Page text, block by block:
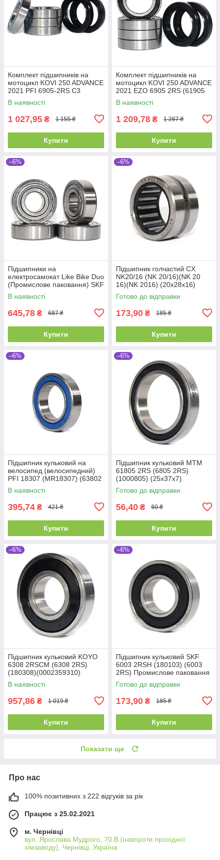
Комплект підшипників на
мотоцикл KOVI 250 ADVANCE
2021 PFI 6905-2RS C3
(1000905) (61905 2RS C3) (4
шт.) та
В наявності
1 027,95 ₴ 1 155 ₴
Купити
Комплект підшипників на
мотоцикл KOVI 250 ADVANCE
2021 EZO 6905 2RS (61905
2RS)(1000905) (4 шт.) та
сальники (2
В наявності
1 209,78 ₴ 1 287 ₴
Купити
–6%
Підшипники на
електросамокат Like Bike Duo
(Промислове паковання) SKF
6202 ZZ (4 шт) (6202 2Z)
(80202)
В наявності
645,78 ₴ 687 ₴
Купити
–6%
Підшипник голчастий CX
NK20/16 (NK 20/16)(NK 20
16)(NK 2016) (20x28x16)
Готово до відправки
173,90 ₴ 185 ₴
Купити
–6%
Підшипник кульковий на
велосипед (велосипедний)
PFI 18307 (MR18307) (63802
В наявності
395,74 ₴ 421 ₴
Купити
–6%
Підшипник кульковий MTM
61805 2RS (6805 2RS)
(1000805) (25x37x7)
Готово до відправки
56,40 ₴ 60 ₴
Купити
–6%
Підшипник кульковий KOYO
6308 2RSCM (6308 2RS)
(180308)(0002359310)
(0002440310) (40x90x23)
В наявності
957,86 ₴ 1 019 ₴
Купити
–6%
Підшипник кульковий SKF
6003 2RSH (180103) (6003
2RS) Промислове паковання
(17x35x10)
Готово до відправки
173,90 ₴ 185 ₴
Купити
Показати ще
Про нас
100% позитивних з 222 відгуків за рік
Працює з 25.02.2021
м. Чернівці
вул. Ярослава Мудрого, 70 В (навпроти прохідної
хімзаводу), Чернівці, Україна